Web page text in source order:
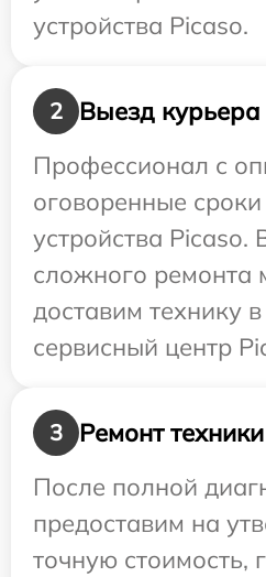
устройства Picaso.
2
Выезд курьера
Профессионал с
оговоренные
устройства Picaso.
сложного ремонта
доставим технику
сервисный центр
3
Ремонт техники
После полной
предоставим на
точную стоимость,